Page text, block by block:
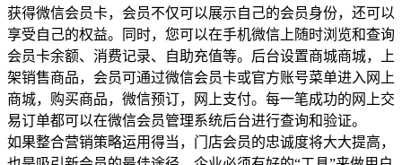
获得微信会员卡，会员不仅可以展示自己的会员身份，还可以
享受自己的权益。同时，您可以在手机微信上随时浏览和查询
会员卡余额、消费记录、自助充值等。后台设置商城商城，上
架销售商品，会员可通过微信会员卡或官方账号菜单进入网上
商城，购买商品，微信预订，网上支付。每一笔成功的网上交
易订单都可以在微信会员管理系统后台进行查询和验证。
如果整合营销策略运用得当，门店会员的忠诚度将大大提高，